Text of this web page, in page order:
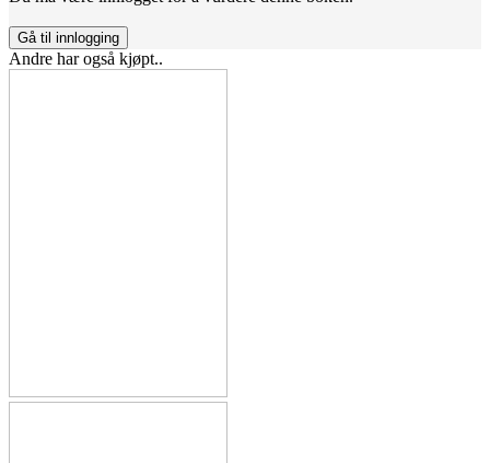
Gå til innlogging
Andre har også kjøpt..